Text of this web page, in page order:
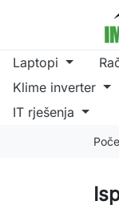
Laptopi
Klime inverter
IT rješenja